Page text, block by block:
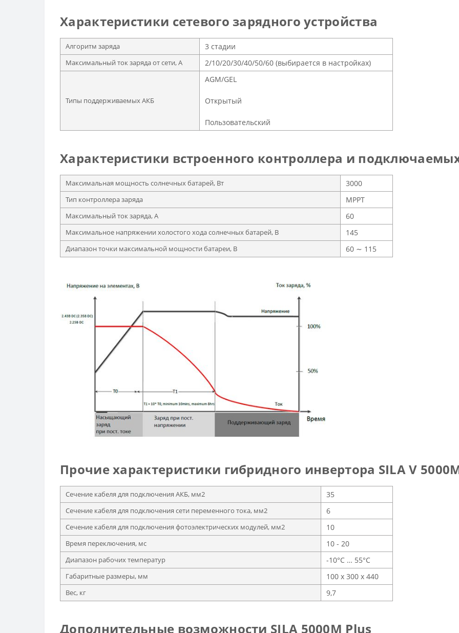
Характеристики сетевого зарядного устройства
Алгоритм заряда 3 стадии
Максимальный ток заряда от сети, А 2/10/20/30/40/50/60 (выбирается в настройках)
Типы поддерживаемых АКБ
AGM/GEL
Открытый
Пользовательский
Характеристики встроенного контроллера и
Максимальная мощность солнечных батарей, Вт 3000
Тип контроллера заряда MPPT
Максимальный ток заряда, А 60
Максимальное напряжении холостого хода солнечных батарей, В 145
Диапазон точки максимальной мощности батареи, В 60 ∼ 115
Прочие характеристики гибридного инвертора SILA V
Сечение кабеля для подключения АКБ, мм2 35
Сечение кабеля для подключения сети переменного тока, мм2 6
Сечение кабеля для подключения фотоэлектрических модулей, мм2 10
Время переключения, мс 10 - 20
Диапазон рабочих температур -10°C … 55°C
Габаритные размеры, мм 100 x 300 x 440
Вес, кг 9,7
Дополнительные возможности SILA 5000M Plus